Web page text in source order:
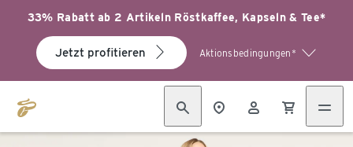
33% Rabatt ab 2 Artikeln Röstkaffee, Kapseln & Tee*
Jetzt profitieren Aktionsbedingungen*